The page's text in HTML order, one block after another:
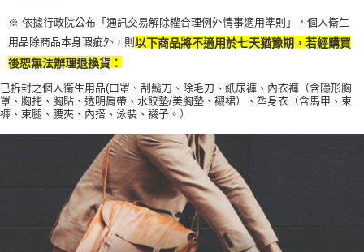
※ 依據行政院公布「通訊交易解除權合理例外情事適用準則」，個人衛生
用品除商品本身瑕疵外，則 以下商品將不適用於七天猶豫期，若經購買
後恕無法辦理退換貨：
已拆封之個人衛生用品(口罩、刮鬍刀、除毛刀、紙尿褲、內衣褲（含隱形胸
罩、胸扥、胸貼、透明肩帶、水餃墊/美胸墊、襯裙）、塑身衣（含馬甲、束
褲、束腿、腰夾、內搭、泳裝、襪子。）